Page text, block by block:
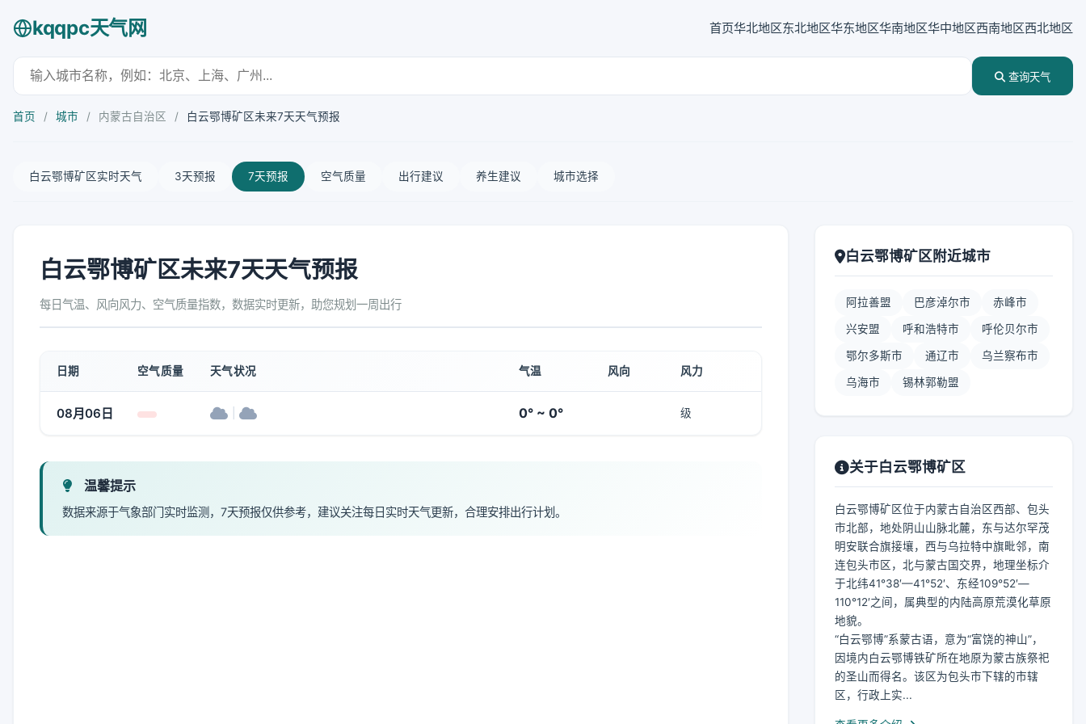
kqqpc天气网 首页华北地区东北地区华东地区华南地区华中地区西南地区西北地区
查询天气
首页 / 城市 / 内蒙古自治区 / 白云鄂博矿区未来7天天气预报
白云鄂博矿区实时天气 3天预报 7天预报 空气质量 出行建议 养生建议 城市选择
白云鄂博矿区未来7天天气预报
每日气温、风向风力、空气质量指数，数据实时更新，助您规划一周出行
日期 空气质量 天气状况 气温 风向 风力
08月06日 0° ~ 0° 级
温馨提示
数据来源于气象部门实时监测，7天预报仅供参考，建议关注每日实时天气更新，合理安排出行计划。
白云鄂博矿区附近城市
阿拉善盟 巴彦淖尔市 赤峰市
兴安盟 呼和浩特市 呼伦贝尔市
鄂尔多斯市 通辽市 乌兰察布市
乌海市 锡林郭勒盟
关于白云鄂博矿区
白云鄂博矿区位于内蒙古自治区西部、包头
市北部，地处阴山山脉北麓，东与达尔罕茂
明安联合旗接壤，西与乌拉特中旗毗邻，南
连包头市区，北与蒙古国交界，地理坐标介
于北纬41°38′—41°52′、东经109°52′—
110°12′之间，属典型的内陆高原荒漠化草原
地貌。
“白云鄂博”系蒙古语，意为“富饶的神山”，
因境内白云鄂博铁矿所在地原为蒙古族祭祀
的圣山而得名。该区为包头市下辖的市辖
区，行政上实...